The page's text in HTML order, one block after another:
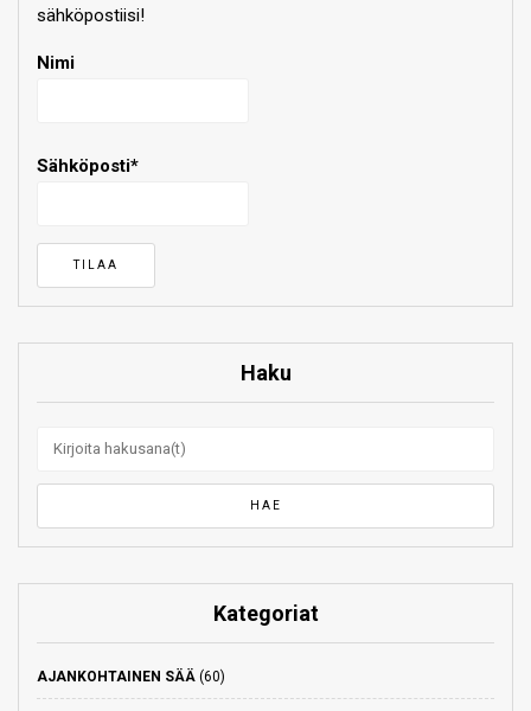
sähköpostiisi!
Nimi
Sähköposti*
Haku
Kategoriat
AJANKOHTAINEN SÄÄ (60)